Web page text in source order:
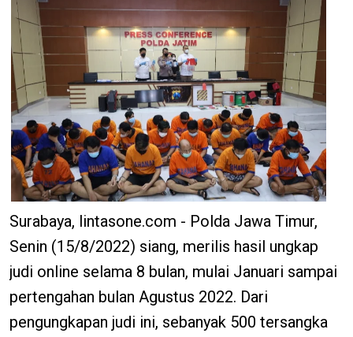
Surabaya, lintasone.com - Polda Jawa Timur,
Senin (15/8/2022) siang, merilis hasil ungkap
judi online selama 8 bulan, mulai Januari sampai
pertengahan bulan Agustus 2022. Dari
pengungkapan judi ini, sebanyak 500 tersangka